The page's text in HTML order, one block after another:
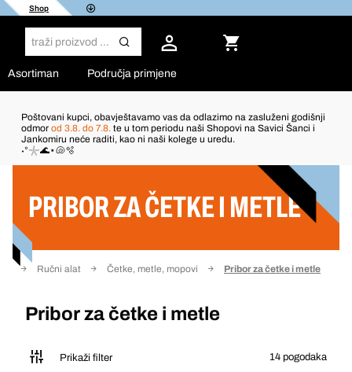
Shop
Asortiman Područja primjene
Poštovani kupci, obavještavamo vas da odlazimo na zasluženi godišnji
odmor od 3.8. do 7.8. te u tom periodu naši Shopovi na Savici Šanci i
Jankomiru neće raditi, kao ni naši kolege u uredu.
˖°𓇼🌊⋆🐚🫧
PRIBOR ZA ČETKE I METLE
Ručni alat Četke, metle, mopovi Pribor za četke i metle
Pribor za četke i metle
Prikaži filter 14 pogodaka
Filter